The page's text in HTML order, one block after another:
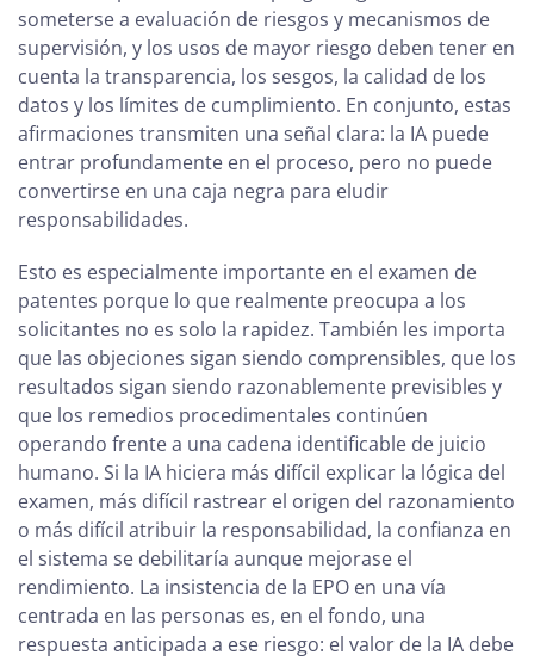
someterse a evaluación de riesgos y mecanismos de
supervisión, y los usos de mayor riesgo deben tener en
cuenta la transparencia, los sesgos, la calidad de los
datos y los límites de cumplimiento. En conjunto, estas
afirmaciones transmiten una señal clara: la IA puede
entrar profundamente en el proceso, pero no puede
convertirse en una caja negra para eludir
responsabilidades.
Esto es especialmente importante en el examen de
patentes porque lo que realmente preocupa a los
solicitantes no es solo la rapidez. También les importa
que las objeciones sigan siendo comprensibles, que los
resultados sigan siendo razonablemente previsibles y
que los remedios procedimentales continúen
operando frente a una cadena identificable de juicio
humano. Si la IA hiciera más difícil explicar la lógica del
examen, más difícil rastrear el origen del razonamiento
o más difícil atribuir la responsabilidad, la confianza en
el sistema se debilitaría aunque mejorase el
rendimiento. La insistencia de la EPO en una vía
centrada en las personas es, en el fondo, una
respuesta anticipada a ese riesgo: el valor de la IA debe